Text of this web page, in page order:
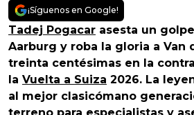
¡Síguenos en Google!
Tadej Pogacar asesta un
Aarburg y roba la gloria a Van
treinta centésimas en la
la Vuelta a Suiza 2026. La
al mejor clasicómano